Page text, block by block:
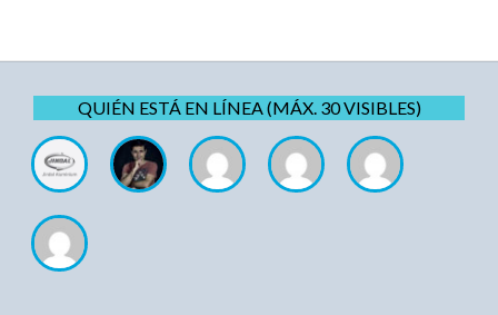
QUIÉN ESTÁ EN LÍNEA (MÁX. 30 VISIBLES)